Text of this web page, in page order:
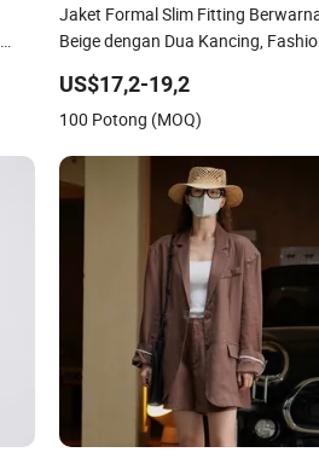
Jaket Formal Slim Fitting
Beige dengan Dua Kancing,
Terbuka, Lengan Panjang, Setelan
Bisnis Kantor
US$17,2-19,2
100 Potong (MOQ)